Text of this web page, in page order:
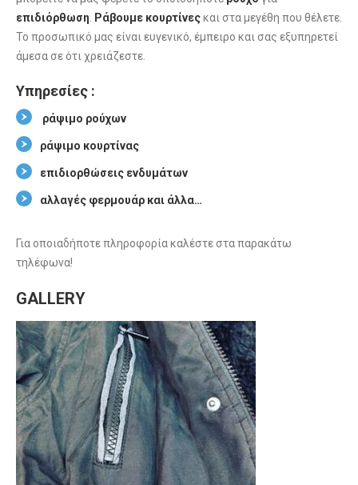
επιδιόρθωση. Ράβουμε κουρτίνεςκαι στα μεγέθη που θέλετε.
Το προσωπικό μας είναι ευγενικό, έμπειρο και σας εξυπηρετεί
άμεσα σε ότι χρειάζεστε.
Υπηρεσίες :
ράψιμο ρούχων
ράψιμο κουρτίνας
επιδιορθώσεις ενδυμάτων
αλλαγές φερμουάρ και άλλα…
Για οποιαδήποτε πληροφορία καλέστε στα παρακάτω
τηλέφωνα!
GALLERY